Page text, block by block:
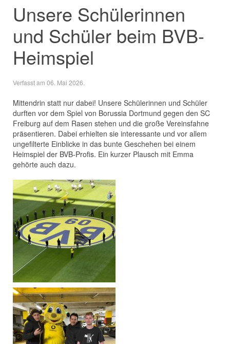
Unsere Schülerinnen
und Schüler beim BVB-
Heimspiel
Verfasst am 06. Mai 2026
Mittendrin statt nur dabei! Unsere Schülerinnen und Schüler
durften vor dem Spiel von Borussia Dortmund gegen den SC
Freiburg auf dem Rasen stehen und die große Vereinsfahne
präsentieren. Dabei erhielten sie interessante und vor allem
ungefilterte Einblicke in das bunte Geschehen bei einem
Heimspiel der BVB-Profis. Ein kurzer Plausch mit Emma
gehörte auch dazu.